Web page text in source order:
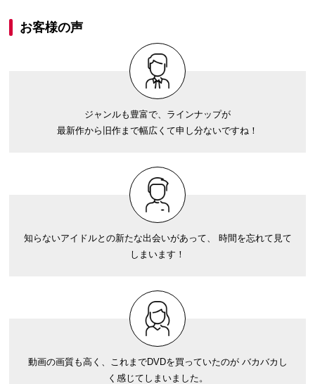
お客様の声
ジャンルも豊富で、ラインナップが
最新作から旧作まで幅広くて申し分ないですね！
知らないアイドルとの新たな出会いがあって、 時間を忘れて見て
しまいます！
動画の画質も高く、これまでDVDを買っていたのが バカバカし
く感じてしまいました。